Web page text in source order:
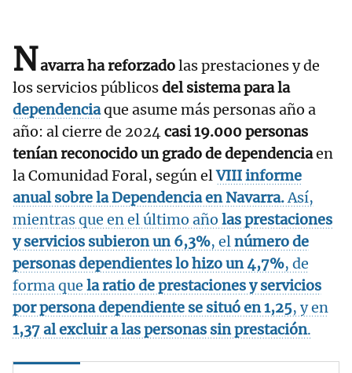
Navarra ha reforzadolas prestaciones y de
los servicios públicosdel sistema para la
dependenciaque asume más personas año a
año: al cierre de 2024casi 19.000 personas
tenían reconocido un grado de dependenciaen
la Comunidad Foral, según elVIII informe
anual sobre la Dependencia en Navarra.Así,
mientras que en el último año las prestaciones
y servicios subieron un 6,3%, elnúmero de
personas dependientes lo hizo un 4,7%, de
forma que la ratio de prestaciones y servicios
por persona dependiente se situó en 1,25, y en
1,37 al excluir a las personas sin prestación.